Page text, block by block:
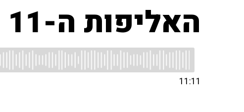
האליפות ה-11 של 'מר כדורסל'
11:11